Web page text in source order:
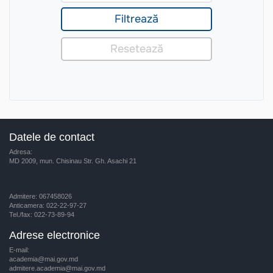
Datele de contact
Adresa:
MD 2009, mun. Chisinau Str. Gh. Asachi 21
Admitere: 067458026
Anticamera: 022-22-97-27
Tel./fax: 022-73-89-94
Adrese electronice
E-mail:
academia@mai.gov.md
admitere.academia@mai.gov.md